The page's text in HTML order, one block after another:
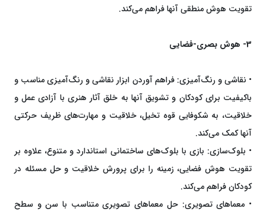
تقویت هوش منطقی آنها فراهم می‌کند.
3- هوش بصری-فضایی
• نقاشی و رنگ‌آمیزی: فراهم آوردن ابزار نقاشی و رنگ‌آمیزی مناسب و
باکیفیت برای کودکان و تشویق آنها به خلق آثار هنری با آزادی عمل و
خلاقیت، به شکوفایی قوه تخیل، خلاقیت و مهارت‌های ظریف حرکتی
آنها کمک می‌کند.
• بلوک‌سازی: بازی با بلوک‌های ساختمانی استاندارد و متنوع، علاوه بر
تقویت هوش فضایی، زمینه را برای پرورش خلاقیت و حل مسئله در
کودکان فراهم می‌کند.
• معماهای تصویری: حل معماهای تصویری متناسب با سن و سطح